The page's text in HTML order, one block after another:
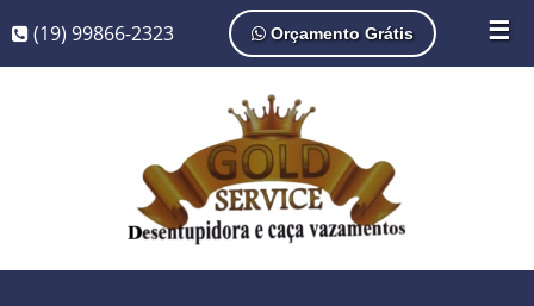
☰
(19) 99866-2323 Orçamento Grátis